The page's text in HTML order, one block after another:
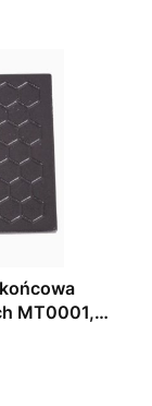
MT0001,